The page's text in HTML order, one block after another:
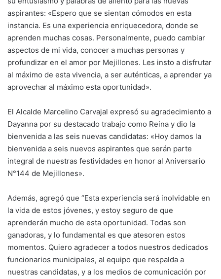
aspirantes: «Espero que se sientan cómodos en esta
instancia. Es una experiencia enriquecedora, donde se
aprenden muchas cosas. Personalmente, puedo cambiar
aspectos de mi vida, conocer a muchas personas y
profundizar en el amor por Mejillones. Les insto a disfrutar
al máximo de esta vivencia, a ser auténticas, a aprender ya
aprovechar al máximo esta oportunidad».
El Alcalde Marcelino Carvajal expresó su agradecimiento a
Dayanna por su destacado trabajo como Reina y dio la
bienvenida a las seis nuevas candidatas: «Hoy damos la
bienvenida a seis nuevos aspirantes que serán parte
integral de nuestras festividades en honor al Aniversario
N°144 de Mejillones».
Además, agregó que “Esta experiencia será inolvidable en
la vida de estos jóvenes, y estoy seguro de que
aprenderán mucho de esta oportunidad. Todas son
ganadoras, y lo fundamental es que atesoren estos
momentos. Quiero agradecer a todos nuestros dedicados
funcionarios municipales, al equipo que respalda a
nuestras candidatas, y a los medios de comunicación por